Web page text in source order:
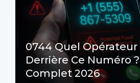
0744 Quel Opérateur
Derrière Ce Numéro
Complet 2026